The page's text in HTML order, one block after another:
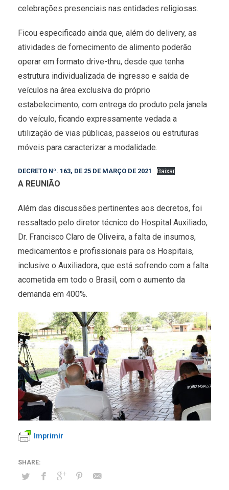
celebrações presenciais nas entidades religiosas.
Ficou especificado ainda que, além do delivery, as
atividades de fornecimento de alimento poderão
operar em formato drive-thru, desde que tenha
estrutura individualizada de ingresso e saída de
veículos na área exclusiva do próprio
estabelecimento, com entrega do produto pela janela
do veículo, ficando expressamente vedada a
utilização de vias públicas, passeios ou estruturas
móveis para caracterizar a modalidade.
DECRETO Nº. 163, DE 25 DE MARÇO DE 2021 Baixar
A REUNIÃO
Além das discussões pertinentes aos decretos, foi
ressaltado pelo diretor técnico do Hospital Auxiliado,
Dr. Francisco Claro de Oliveira, a falta de insumos,
medicamentos e profissionais para os Hospitais,
inclusive o Auxiliadora, que está sofrendo com a falta
acometida em todo o Brasil, com o aumento da
demanda em 400%.
Imprimir